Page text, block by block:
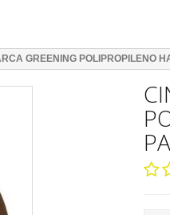
GREENING POLIPROPILENO